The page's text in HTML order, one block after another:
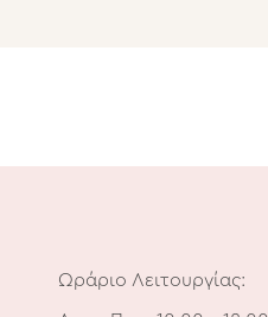
Ωράριο Λειτουργίας: